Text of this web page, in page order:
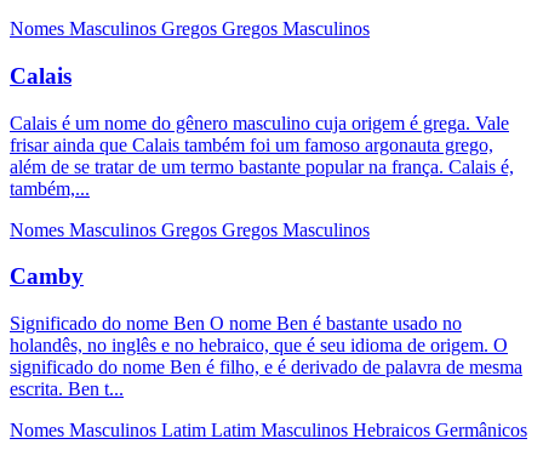
Nomes Masculinos Gregos Gregos Masculinos
Calais
Calais é um nome do gênero masculino cuja origem é grega. Vale
frisar ainda que Calais também foi um famoso argonauta grego,
além de se tratar de um termo bastante popular na frança. Calais é,
também,...
Nomes Masculinos Gregos Gregos Masculinos
Camby
Significado do nome Ben O nome Ben é bastante usado no
holandês, no inglês e no hebraico, que é seu idioma de origem. O
significado do nome Ben é filho, e é derivado de palavra de mesma
escrita. Ben t...
Nomes Masculinos Latim Latim Masculinos Hebraicos Germânicos